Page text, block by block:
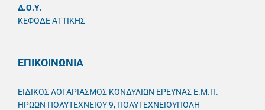
Δ.Ο.Υ.
ΚΕΦΟΔΕ ΑΤΤΙΚΗΣ
ΕΠΙΚΟΙΝΩΝΙΑ
ΕΙΔΙΚΟΣ ΛΟΓΑΡΙΑΣΜΟΣ ΚΟΝΔΥΛΙΩΝ ΕΡΕΥΝΑΣ Ε.Μ.Π.
ΗΡΩΩΝ ΠΟΛΥΤΕΧΝΕΙΟΥ 9, ΠΟΛΥΤΕΧΝΕΙΟΥΠΟΛΗ